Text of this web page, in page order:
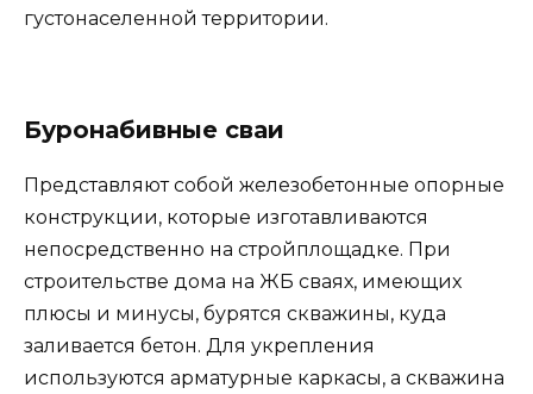
густонаселенной территории.
Буронабивные сваи
Представляют собой железобетонные опорные
конструкции, которые изготавливаются
непосредственно на стройплощадке. При
строительстве дома на ЖБ сваях, имеющих
плюсы и минусы, бурятся скважины, куда
заливается бетон. Для укрепления
используются арматурные каркасы, а скважина